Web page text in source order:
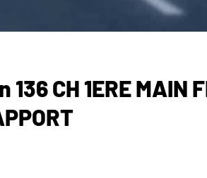
CH 1ERE MAIN